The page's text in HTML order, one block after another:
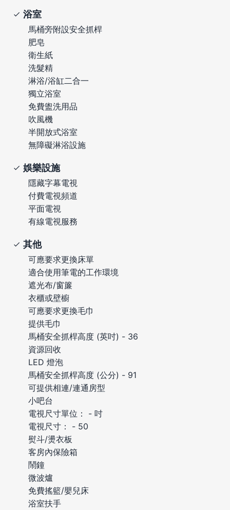
浴室
馬桶旁附設安全抓桿
肥皂
衛生紙
洗髮精
淋浴/浴缸二合一
獨立浴室
免費盥洗用品
吹風機
半開放式浴室
無障礙淋浴設施
娛樂設施
隱藏字幕電視
付費電視頻道
平面電視
有線電視服務
其他
可應要求更換床單
適合使用筆電的工作環境
遮光布/窗簾
衣櫃或壁櫥
可應要求更換毛巾
提供毛巾
馬桶安全抓桿高度 (英吋) - 36
資源回收
LED 燈泡
馬桶安全抓桿高度 (公分) - 91
可提供相連/連通房型
小吧台
電視尺寸單位： - 吋
電視尺寸： - 50
熨斗/燙衣板
客房內保險箱
鬧鐘
微波爐
免費搖籃/嬰兒床
浴室扶手